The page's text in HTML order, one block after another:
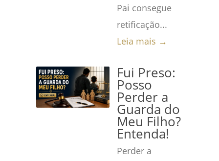
Pai consegue
retificação...
Leia mais →
Fui Preso:
Posso
Perder a
Guarda do
Meu Filho?
Entenda!
Perder a